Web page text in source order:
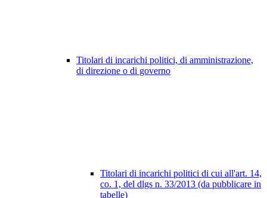
Titolari di incarichi politici, di amministrazione,
di direzione o di governo
Titolari di incarichi politici di cui all'art. 14,
co. 1, del dlgs n. 33/2013 (da pubblicare in
tabelle)